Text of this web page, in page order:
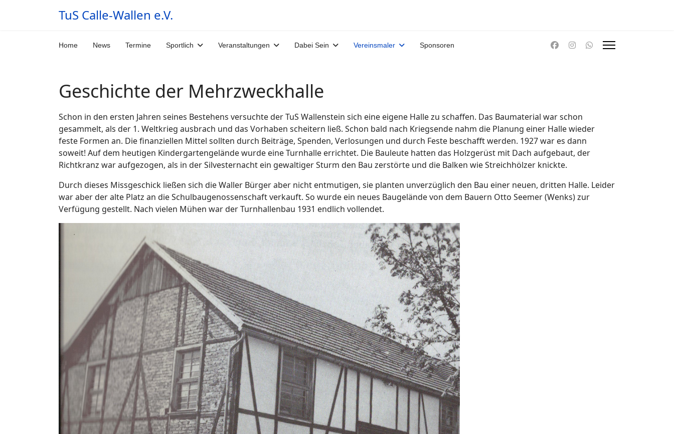
TuS Calle-Wallen e.V.
Home News Termine Sportlich Veranstaltungen Dabei Sein Vereinsmaler Sponsoren
Geschichte der Mehrzweckhalle
Schon in den ersten Jahren seines Bestehens versuchte der TuS Wallenstein sich eine eigene Halle zu schaffen. Das Baumaterial war schon
gesammelt, als der 1. Weltkrieg ausbrach und das Vorhaben scheitern ließ. Schon bald nach Kriegsende nahm die Planung einer Halle wieder
feste Formen an. Die finanziellen Mittel sollten durch Beiträge, Spenden, Verlosungen und durch Feste beschafft werden. 1927 war es dann
soweit! Auf dem heutigen Kindergartengelände wurde eine Turnhalle errichtet. Die Bauleute hatten das Holzgerüst mit Dach aufgebaut, der
Richtkranz war aufgezogen, als in der Silvesternacht ein gewaltiger Sturm den Bau zerstörte und die Balken wie Streichhölzer knickte.
Durch dieses Missgeschick ließen sich die Waller Bürger aber nicht entmutigen, sie planten unverzüglich den Bau einer neuen, dritten Halle. Leider
war aber der alte Platz an die Schulbaugenossenschaft verkauft. So wurde ein neues Baugelände von dem Bauern Otto Seemer (Wenks) zur
Verfügung gestellt. Nach vielen Mühen war der Turnhallenbau 1931 endlich vollendet.